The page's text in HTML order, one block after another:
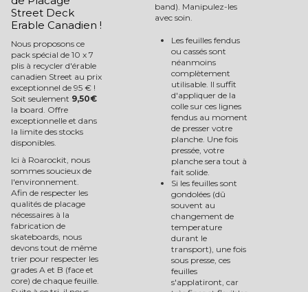
Street Deck
Erable Canadien !
Nous proposons ce
pack spécial de 10 x 7
plis à recycler d'érable
canadien Street au prix
exceptionnel de 95 € !
Soit seulement 9,50€
la board. Offre
exceptionnelle et dans
la limite des stocks
disponibles.
Ici à Roarockit, nous
sommes soucieux de
l'environnement.
Afin de respecter les
qualités de placage
nécessaires à la
fabrication de
skateboards, nous
devons tout de même
trier pour respecter les
grades A et B (face et
core) de chaque feuille.
band). Manipulez-les
avec soin.
Les feuilles fendus
ou cassés sont
néanmoins
complètement
utilisable. Il suffit
d'appliquer de la
colle sur ces lignes
fendus au moment
de presser votre
planche. Une fois
pressée, votre
planche sera tout à
fait solide.
Si les feuilles sont
gondolées (dû
souvent au
changement de
temperature
durant le
transport), une fois
sous presse, ces
feuilles
s'applatiront, car